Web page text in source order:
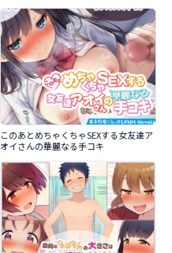
このあとめちゃくちゃSEXする女友達ア
オイさんの華麗なる手コキ